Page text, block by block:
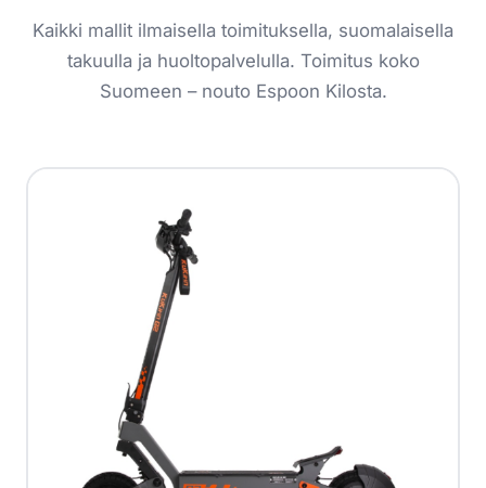
Kaikki mallit ilmaisella toimituksella, suomalaisella
takuulla ja huoltopalvelulla. Toimitus koko
Suomeen – nouto Espoon Kilosta.